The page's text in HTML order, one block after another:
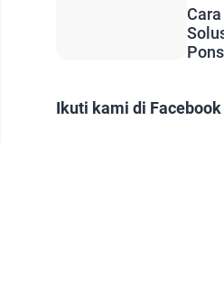
Ikuti kami di Facebook